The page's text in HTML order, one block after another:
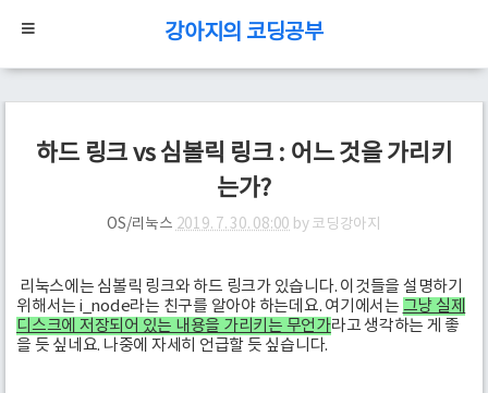
강아지의 코딩공부
하드 링크 vs 심볼릭 링크 : 어느 것을 가리키
는가?
OS/리눅스 2019. 7. 30. 08:00 by코딩강아지
리눅스에는 심볼릭 링크와 하드 링크가 있습니다. 이것들을 설명하기
위해서는 i_node라는 친구를 알아야 하는데요. 여기에서는 그냥 실제
디스크에 저장되어 있는 내용을 가리키는 무언가라고 생각하는 게 좋
을 듯 싶네요. 나중에 자세히 언급할 듯 싶습니다.